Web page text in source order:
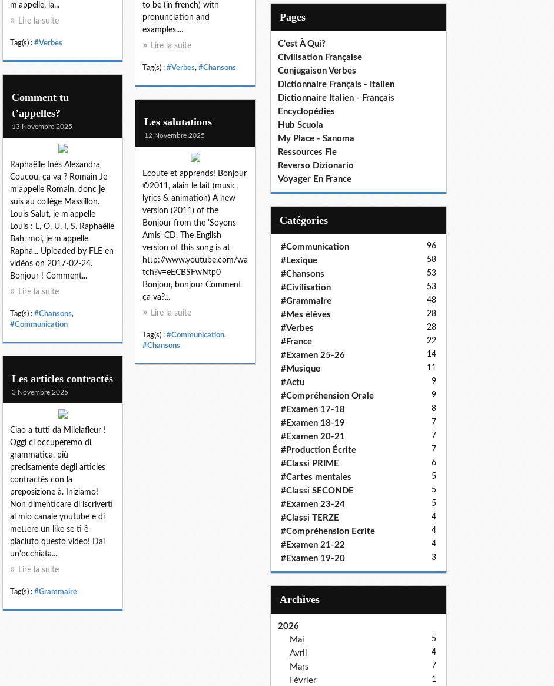
m'appelle, la...
Lire la suite
Tag(s) : #Verbes
to be (in french) with
pronunciation and
examples....
Lire la suite
Tag(s) : #Verbes, #Chansons
Comment tu
t’appelles?
13 Novembre 2025
Raphaëlle Inès Alexandra
Coucou, ça va ? Romain Je
m'appelle Romain, donc je
suis au collège Massillon.
Louis Salut, je m'appelle
Louis : L, O, U, I, S. Raphaëlle
Bah, moi, je m'appelle
Rapha... Uploaded by FLE en
vidéos on 2017-02-24.
Bonjour ! Comment...
Lire la suite
Tag(s) : #Chansons,
#Communication
Les salutations
12 Novembre 2025
Ecoute et apprends! Bonjour
©2011, alain le lait (music,
lyrics & animation) A new
version (2011) of the
Bonjour from the 'Soyons
Amis' CD. The English
version of this song is at
http://www.youtube.com/wa
tch?v=eECBSFwNtp0
Bonjour, bonjour Comment
ça va?...
Lire la suite
Tag(s) : #Communication,
#Chansons
Les articles contractés
3 Novembre 2025
Ciao a tutti da Mllelafleur !
Oggi ci occuperemo di
grammatica, più
precisamente degli articles
contractés con la
preposizione à. Iniziamo!
Non dimenticare di iscriverti
al mio canale youtube e di
mettere un like se ti è
piaciuto questo video! Dai
un'occhiata...
Lire la suite
Tag(s) : #Grammaire
Pages
C'est À Qui?
Civilisation Française
Conjugaison Verbes
Dictionnaire Français - Italien
Dictionnaire Italien - Français
Encyclopédies
Hub Scuola
My Place - Sanoma
Ressources Fle
Reverso Dizionario
Voyager En France
Catégories
#Communication 96
#Lexique 58
#Chansons 53
#Civilisation 53
#Grammaire 48
#Mes élèves 28
#Verbes 28
#France 22
#Examen 25-26 14
#Musique 11
#Actu 9
#Compréhension Orale 9
#Examen 17-18 8
#Examen 18-19 7
#Examen 20-21 7
#Production Écrite 7
#Classi PRIME 6
#Cartes mentales 5
#Classi SECONDE 5
#Examen 23-24 5
#Classi TERZE 4
#Compréhension Ecrite 4
#Examen 21-22 4
#Examen 19-20 3
Archives
2026
Mai
5
Avril 4
Mars 7
Février 1